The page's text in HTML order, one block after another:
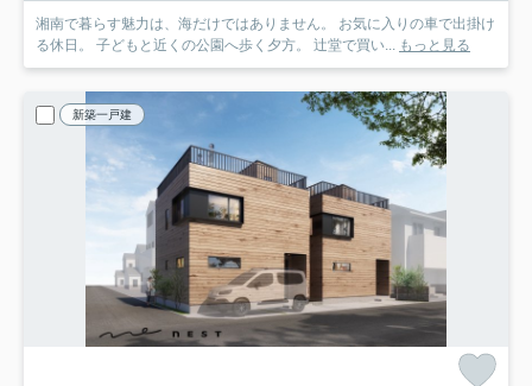
湘南で暮らす魅力は、海だけではありません。 お気に入りの車で出掛け
る休日。 子どもと近くの公園へ歩く夕方。 辻堂で買い... もっと見る
新築一戸建